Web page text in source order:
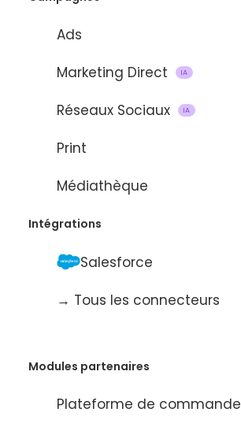
Ads
Marketing Direct
IA
Réseaux Sociaux IA
Print
Médiathèque
Intégrations
Salesforce
→ Tous les connecteurs
Modules partenaires
Plateforme de commande
95M